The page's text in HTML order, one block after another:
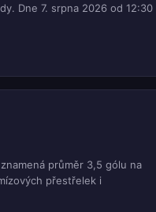
Dne 7. srpna 2026 od 12:30
průměr 3,5 gólu na
přestřelek i